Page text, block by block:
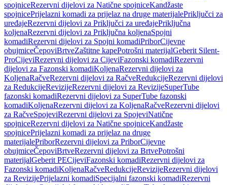
spojniceRezervni dijelovi za Natične spojniceKandžaste
spojnicePrijelazni komadi za prijelaz na druge materijalePriključci za
uređajeRezervni dijelovi za Priključci za uređajePriključna
koljenaRezervni dijelovi za Priključna koljenaSpojni
komadiRezervni dijelovi za Spojni komadiPriborCijevne
obujmiceČepoviBrtveZaštitne kapePotrošni materijalGeberit Silent-
ProCijeviRezervni dijelovi za CijeviFazonski komadiRezervni
dijelovi za Fazonski komadiKoljenaRezervni dijelovi za
KoljenaRačveRezervni dijelovi za RačveRedukcijeRezervni dijelovi
za RedukcijeRevizijeRezervni dijelovi za RevizijeSuperTube
fazonski komadiRezervni dijelovi za SuperTube fazonski
komadiKoljenaRezervni dijelovi za KoljenaRačveRezervni dijelovi
za RačveSpojeviRezervni dijelovi za SpojeviNatične
spojniceRezervni dijelovi za Natične spojniceKandžaste
spojnicePrijelazni komadi za prijelaz na druge
materijalePriborRezervni dijelovi za PriborCijevne
obujmiceČepoviBrtveRezervni dijelovi za BrtvePotrošni
materijalGeberit PECijeviFazonski komadiRezervni dijelovi za
Fazonski komadiKoljenaRačveRedukcijeRevizijeRezervni dijelovi
za RevizijePrijelazni komadiSpecijalni fazonski komadiRezervni